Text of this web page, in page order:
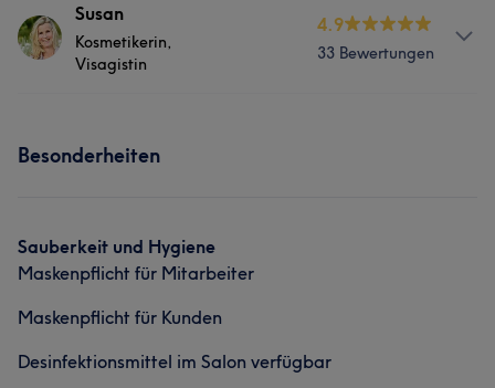
Services
Nägel Massage
Susan
Kosmetikerin,
Visagistin
4.9
33 Bewertungen
Besonderheiten
Sauberkeit und Hygiene
Maskenpflicht für Mitarbeiter
Maskenpflicht für Kunden
Desinfektionsmittel im Salon verfügbar